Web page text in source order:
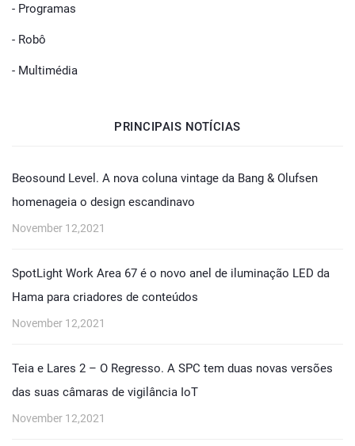
- Programas
- Robô
- Multimédia
PRINCIPAIS NOTÍCIAS
Beosound Level. A nova coluna vintage da Bang & Olufsen
homenageia o design escandinavo
November 12,2021
SpotLight Work Area 67 é o novo anel de iluminação LED da
Hama para criadores de conteúdos
November 12,2021
Teia e Lares 2 – O Regresso. A SPC tem duas novas versões
das suas câmaras de vigilância IoT
November 12,2021